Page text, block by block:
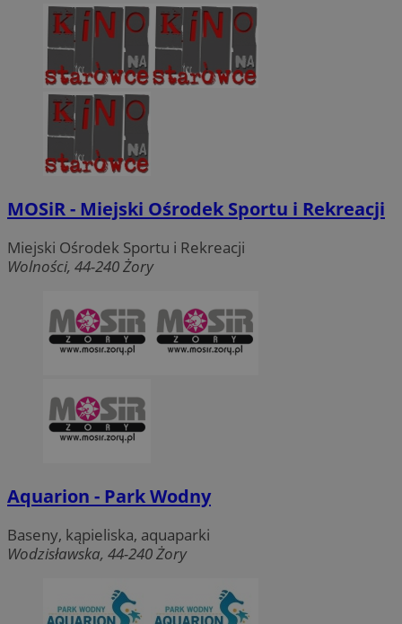
MOSiR - Miejski Ośrodek Sportu i Rekreacji
Miejski Ośrodek Sportu i Rekreacji
Wolności, 44-240 Żory
Aquarion - Park Wodny
Baseny, kąpieliska, aquaparki
Wodzisławska, 44-240 Żory